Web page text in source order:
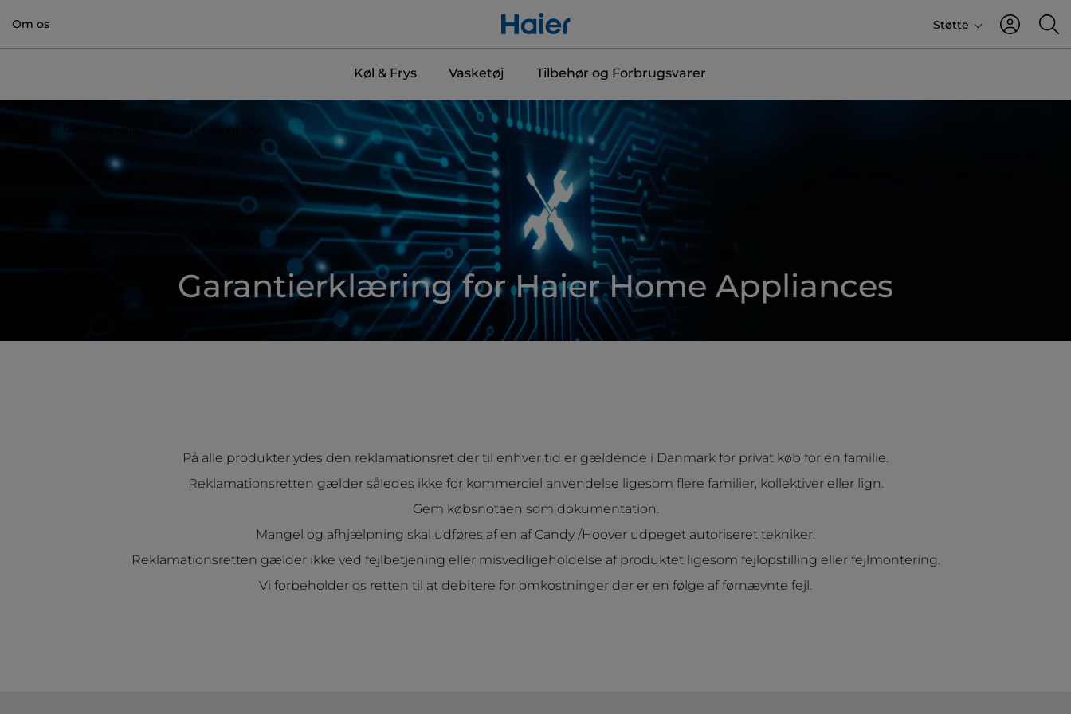
Om os Støtte
Køl & Frys Vasketøj Tilbehør og Forbrugsvarer
Garanti og vedligeholdelse Garantipolitik
Garantierklæring for Haier Home Appliances
På alle produkter ydes den reklamationsret der til enhver tid er gældende i Danmark for privat køb for en familie.
Reklamationsretten gælder således ikke for kommerciel anvendelse ligesom flere familier, kollektiver eller lign.
Gem købsnotaen som dokumentation.
Mangel og afhjælpning skal udføres af en af Candy /Hoover udpeget autoriseret tekniker.
Reklamationsretten gælder ikke ved fejlbetjening eller misvedligeholdelse af produktet ligesom fejlopstilling eller fejlmontering.
Vi forbeholder os retten til at debitere for omkostninger der er en følge af førnævnte fejl.